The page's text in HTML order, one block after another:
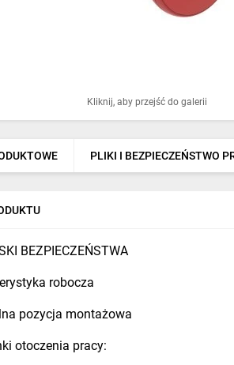
i mierniki
Kliknij, aby przejść do galerii
PLIKI I BEZPIECZEŃSTWO
BEZPIECZEŃSTWA
robocza
pozycja montażowa
otoczenia pracy: